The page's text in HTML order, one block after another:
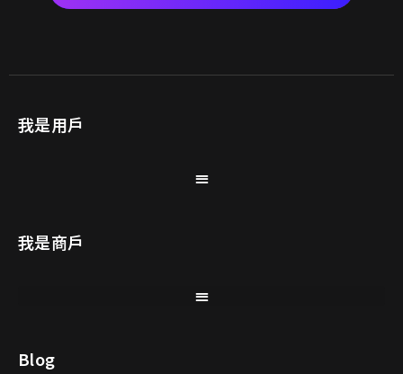
我是用戶
我是商戶
Blog